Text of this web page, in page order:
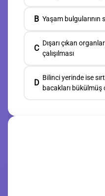
B Yaşam bulgularının
C
Dışarı çıkan
çalışılması
D
Bilinci yerinde ise
bacakları bükülmüş